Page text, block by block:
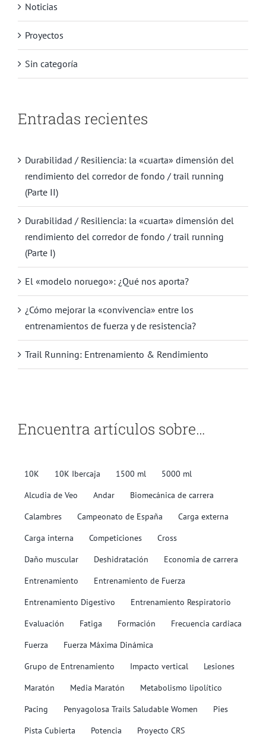
Noticias
Proyectos
Sin categoría
Entradas recientes
Durabilidad / Resiliencia: la «cuarta» dimensión del
rendimiento del corredor de fondo / trail running
(Parte II)
Durabilidad / Resiliencia: la «cuarta» dimensión del
rendimiento del corredor de fondo / trail running
(Parte I)
El «modelo noruego»: ¿Qué nos aporta?
¿Cómo mejorar la «convivencia» entre los
entrenamientos de fuerza y de resistencia?
Trail Running: Entrenamiento & Rendimiento
Encuentra artículos sobre…
10K 10K Ibercaja 1500 ml
5000 ml
Alcudia de Veo
Andar
Biomecánica de carrera
Calambres
Campeonato de España
Carga externa
Carga interna
Competiciones
Cross
Daño muscular
Deshidratación
Economia de carrera
Entrenamiento
Entrenamiento de Fuerza
Entrenamiento Digestivo
Entrenamiento Respiratorio
Evaluación
Fatiga Formación
Frecuencia cardiaca
Fuerza
Fuerza Máxima Dinámica
Grupo de Entrenamiento
Impacto vertical
Lesiones
Maratón
Media Maratón
Metabolismo lipolítico
Pacing
Penyagolosa Trails Saludable Women
Pies
Pista Cubierta
Potencia
Proyecto CRS